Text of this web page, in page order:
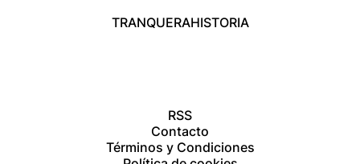
TRANQUERAHISTORIA
RSS
Contacto
Términos y Condiciones